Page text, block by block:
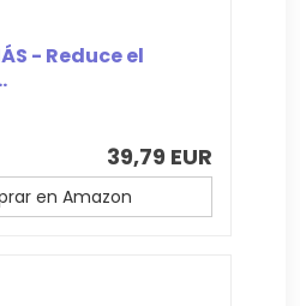
- Reduce el
39,79 EUR
en Amazon